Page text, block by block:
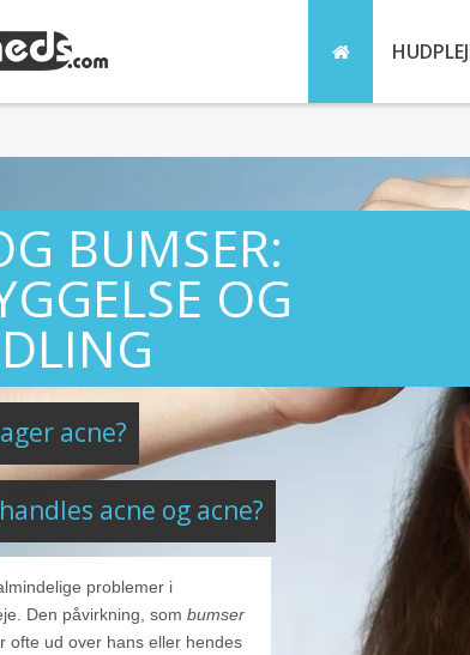
BUMSER:
OG
acne?
acne og acne?
problemer i
Den påvirkning, som bumser
ofte ud over hans eller hendes